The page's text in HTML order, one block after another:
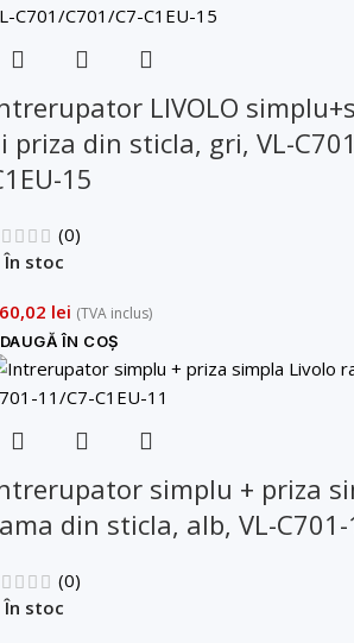
LIVOLO
priza din sticla, gri, VL-
15
(0)
În stoc
lei (TVA inclus)
ÎN COȘ
simplu + priza
din sticla, alb, VL-C701-
(0)
În stoc